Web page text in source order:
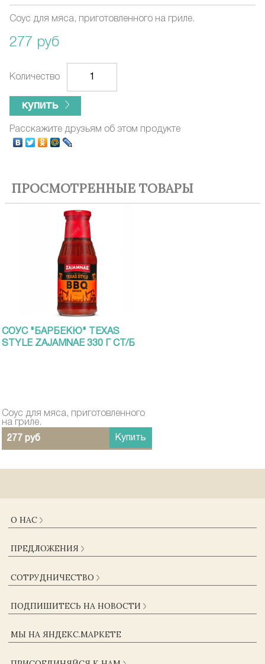
Соус для мяса, приготовленного на гриле.
277 руб
Количество
купить
Расскажите друзьям об этом продукте
ПРОСМОТРЕННЫЕ ТОВАРЫ
СОУС "БАРБЕКЮ" TEXAS
STYLE ZAJAMNAE 330 Г СТ/Б
Соус для мяса, приготовленного
на гриле.
277 руб
Купить
О НАС
ДОСТАВКА И ОПЛАТА
ЖУРНАЛ
КОНТАКТЫ
ПОЛЬЗОВАТЕЛЬСКОЕ СОГЛАШЕНИЕ
ОФЕРТА
ПРЕДЛОЖЕНИЯ
СОТРУДНИЧЕСТВО
ПОСТАВЩИКАМ
ВАКАНСИИ
ПОДПИШИТЕСЬ НА НОВОСТИ
МЫ НА ЯНДЕКС.МАРКЕТЕ